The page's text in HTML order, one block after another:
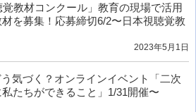
覚教材コンクール」教育の現場で活用
を募集！応募締切6/2〜日本視聴覚教
2023年5月1日
気づく？オンラインイベント「二次
たちができること」1/31開催〜